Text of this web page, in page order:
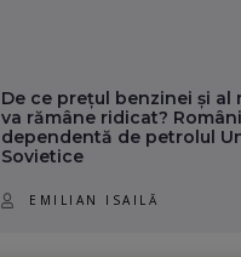
De ce prețul benzinei și al
va rămâne ridicat?
dependentă de petrolul
Sovietice
EMILIAN ISAILĂ